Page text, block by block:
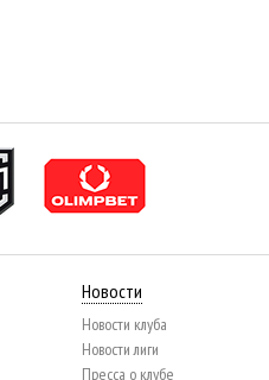
Новости
Новости клуба
Новости лиги
Пресса о клубе